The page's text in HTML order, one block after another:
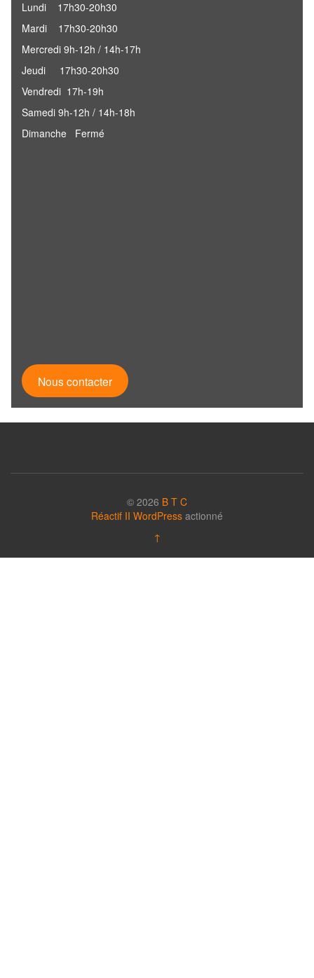
Lundi 17h30-20h30
Mardi 17h30-20h30
Mercredi 9h-12h / 14h-17h
Jeudi 17h30-20h30
Vendredi 17h-19h
Samedi 9h-12h / 14h-18h
Dimanche Fermé
Nous contacter
© 2026 B T C
Réactif II WordPress actionné
↑